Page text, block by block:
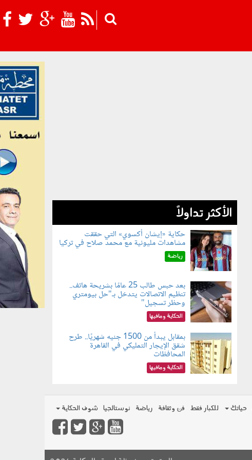
الأكثر تداولاً
080802.jpg
حكاية «إيشان أكسوي» التي حققت
مشاهدات مليونية مع محمد صلاح في تركيا
رياضة
080803.jpg
بعد حبس طالب 25 عامًا بشريحة هاتف..
تنظيم الاتصالات يتدخل بـ"حل بيومتري
وحظر تسجيل"
الحكاية ومافيها
080801.jpg
بمقابل يبدأ من 1500 جنيه شهريًا.. طرح
شقق الإيجار التمليكي في القاهرة
المحافظات
الحكاية ومافيها
حياتك للكبار فقط فن وثقافة رياضة نوستالجيا شوف الحكاية